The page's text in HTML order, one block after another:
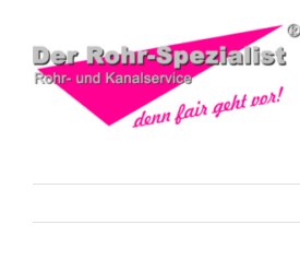
content